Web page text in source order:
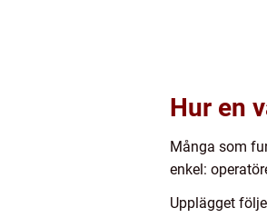
Hur en
Många som
enkel:
Upplägget